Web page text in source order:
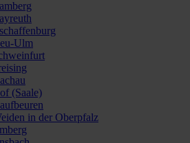
Ulm
(Saale)
in der Oberpfalz